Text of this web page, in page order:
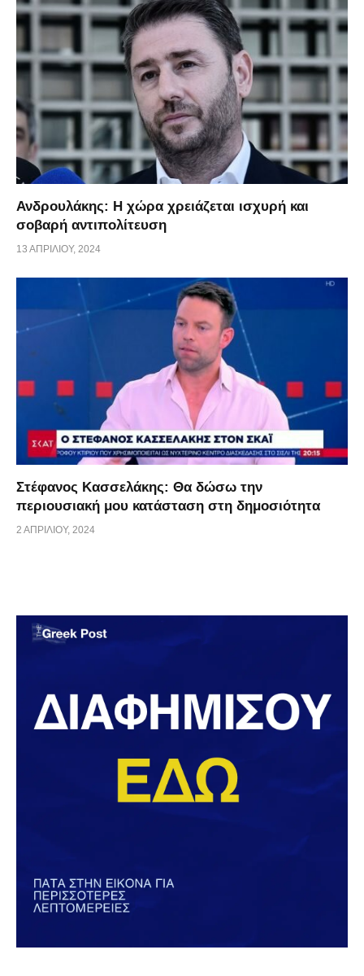
Ανδρουλάκης: Η χώρα χρειάζεται ισχυρή και
σοβαρή αντιπολίτευση
13 ΑΠΡΙΛΊΟΥ, 2024
Στέφανος Κασσελάκης: Θα δώσω την
περιουσιακή μου κατάσταση στη δημοσιότητα
2 ΑΠΡΙΛΊΟΥ, 2024